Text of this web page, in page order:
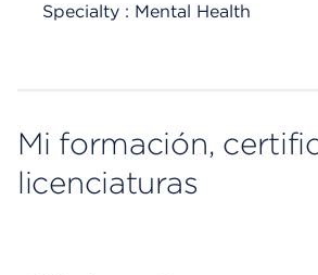
Specialty : Mental Health
Mi formación,
licenciaturas